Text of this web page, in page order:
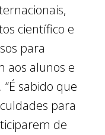
científico e
para
aos alunos e
sabido que
para
de